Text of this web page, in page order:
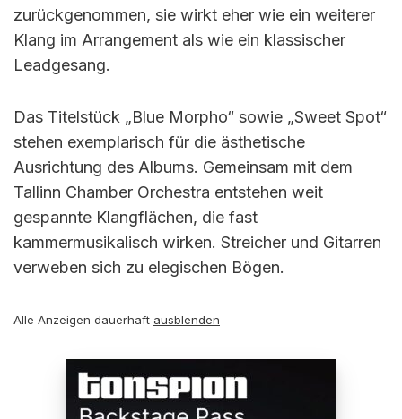
zurückgenommen, sie wirkt eher wie ein weiterer
Klang im Arrangement als wie ein klassischer
Leadgesang.
Das Titelstück „Blue Morpho“ sowie „Sweet Spot“
stehen exemplarisch für die ästhetische
Ausrichtung des Albums. Gemeinsam mit dem
Tallinn Chamber Orchestra entstehen weit
gespannte Klangflächen, die fast
kammermusikalisch wirken. Streicher und Gitarren
verweben sich zu elegischen Bögen.
Alle Anzeigen dauerhaft ausblenden